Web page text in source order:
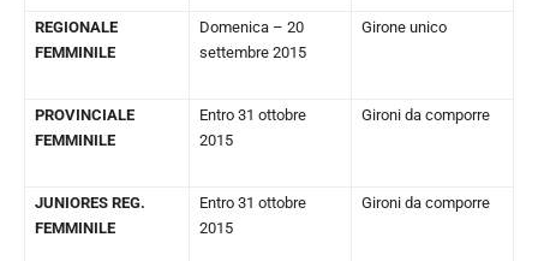
REGIONALE
FEMMINILE
Domenica – 20
settembre 2015
Girone unico
PROVINCIALE
FEMMINILE
Entro 31 ottobre
2015
Gironi da comporre
JUNIORES REG.
FEMMINILE
Entro 31 ottobre
2015
Gironi da comporre